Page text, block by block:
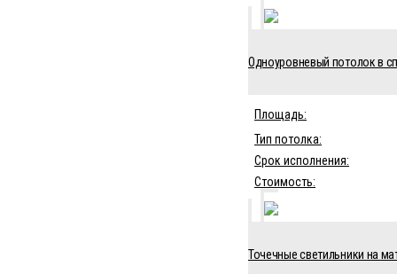
Одноуровневый потолок в
Площадь:
Тип потолка:
Срок исполнения:
Стоимость:
Точечные светильники на